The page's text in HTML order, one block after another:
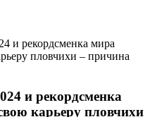
и рекордсменка мира
пловчихи – причина
и рекордсменка
карьеру пловчихи